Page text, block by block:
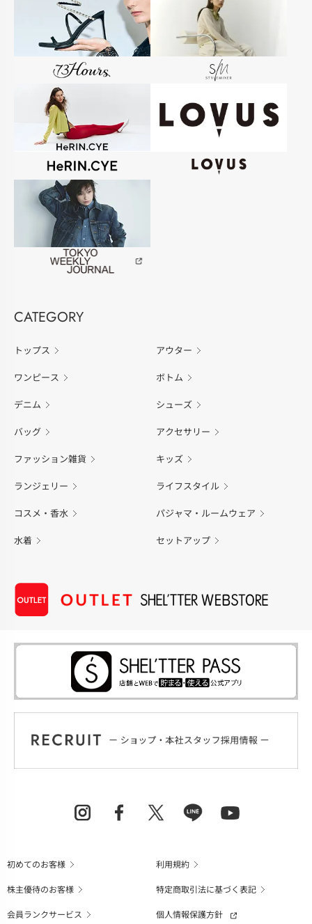
CATEGORY
トップス アウター
ワンピース ボトム
デニム シューズ
バッグ アクセサリー
ファッション雑貨 キッズ
ランジェリー ライフスタイル
コスメ・香水 パジャマ・ルームウェア
水着 セットアップ
初めてのお客様
利用規約
株主優待のお客様
特定商取引法に基づく表記
会員ランクサービス
個人情報保護方針